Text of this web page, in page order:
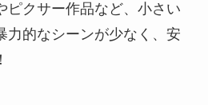
ピクサー作品など、小さい
力的なシーンが少なく、安